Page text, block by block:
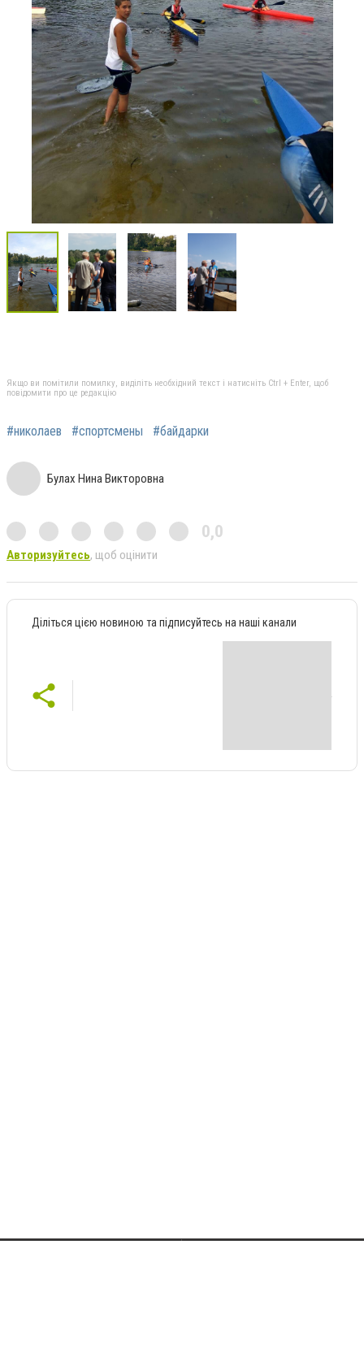
Якщо ви помітили помилку, виділіть необхідний текст і натисніть Ctrl + Enter, щоб
повідомити про це редакцію
#николаев #спортсмены #байдарки
Булах Нина Викторовна
0,0
Авторизуйтесь, щоб оцінити
Діліться цією новиною та підписуйтесь на наші канали